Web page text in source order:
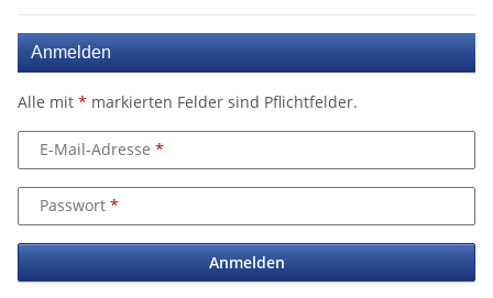
Anmelden
Alle mit * markierten Felder sind Pflichtfelder.
E-Mail-Adresse
Passwort
Anmelden